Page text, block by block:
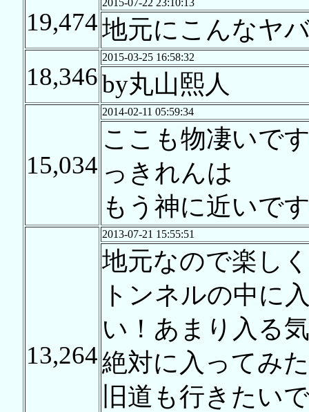
19,474
2015-07-22 23:10:13
地元にこんなヤ
18,346
2015-03-25 16:58:32
by丸山熙人
15,034
2014-02-11 05:59:34
ここも物凄いで
っきれんは
もう神に近いで
13,264
2013-07-21 15:55:51
地元なので楽し
トンネルの中に
い！あまり入る
絶対に入ってみ
旧道も行きたい